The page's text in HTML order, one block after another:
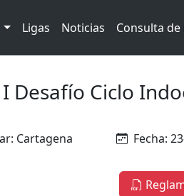
Ligas Noticias Consulta
I Desafío Ciclo
Cartagena Fecha: